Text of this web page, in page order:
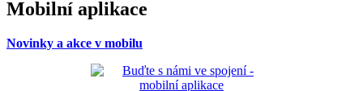
Mobilní aplikace
Novinky a akce v mobilu